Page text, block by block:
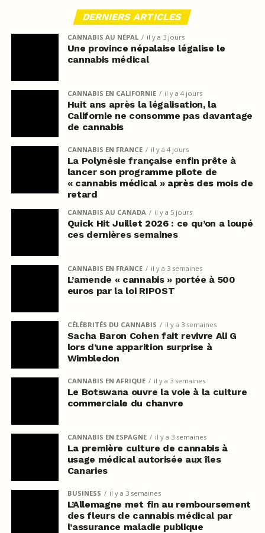
DERNIERS ARTICLES
CANNABIS AU NÉPAL il y a 3 jours
Une province népalaise légalise le
cannabis médical
CANNABIS EN CALIFORNIE il y a 4 jours
Huit ans après la légalisation, la
Californie ne consomme pas davantage
de cannabis
CANNABIS EN FRANCE il y a 4 jours
La Polynésie française enfin prête à
lancer son programme pilote de
« cannabis médical » après des mois de
retard
CANNABIS AU CANADA il y a 5 jours
Quick Hit Juillet 2026 : ce qu’on a loupé
ces dernières semaines
CANNABIS EN FRANCE il y a 3 semaines
L’amende « cannabis » portée à 500
euros par la loi RIPOST
CÉLÉBRITÉS DU CANNABIS il y a 3 semaines
Sacha Baron Cohen fait revivre Ali G
lors d’une apparition surprise à
Wimbledon
CANNABIS EN AFRIQUE il y a 3 semaines
Le Botswana ouvre la voie à la culture
commerciale du chanvre
CANNABIS EN ESPAGNE il y a 3 semaines
La première culture de cannabis à
usage médical autorisée aux îles
Canaries
BUSINESS il y a 3 semaines
L’Allemagne met fin au remboursement
des fleurs de cannabis médical par
l’assurance maladie publique